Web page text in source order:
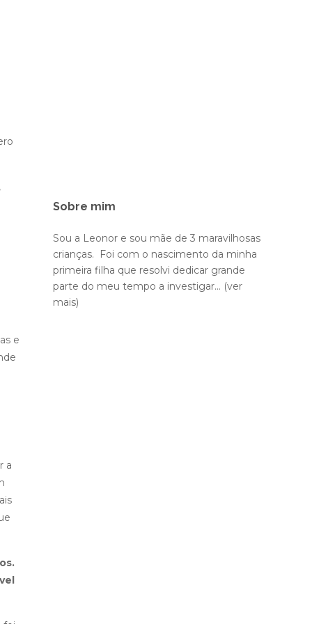
e
a
Sobre mim
Sou a Leonor e sou mãe de 3 maravilhosas
crianças. Foi com o nascimento da minha
primeira filha que resolvi dedicar grande
parte do meu tempo a investigar... (ver
mais)